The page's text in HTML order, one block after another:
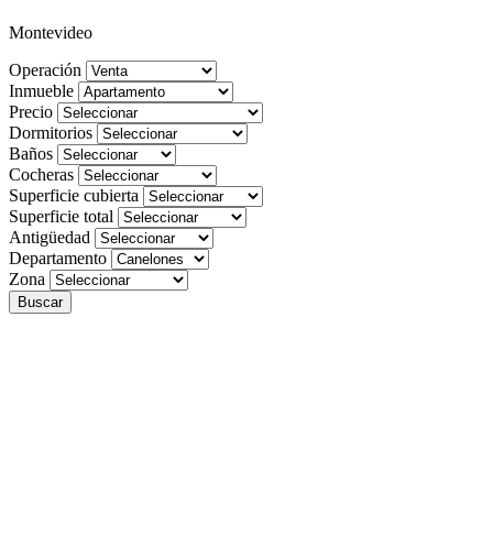
Montevideo
Operación
Inmueble
Precio
Dormitorios
Baños
Cocheras
Superficie cubierta
Superficie total
Antigüedad
Departamento
Zona
Buscar